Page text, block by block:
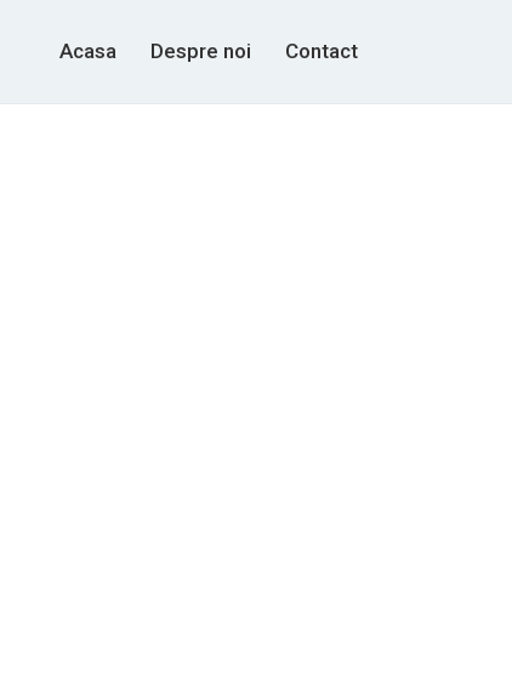
Acasa Despre noi Contact